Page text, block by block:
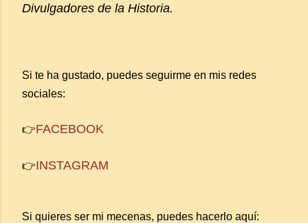
Divulgadores de la Historia.
Si te ha gustado, puedes seguirme en mis redes
sociales:
👉FACEBOOK
👉INSTAGRAM
Si quieres ser mi mecenas, puedes hacerlo aquí: